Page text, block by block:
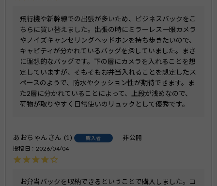
飛行機や新幹線での出張が多いため、ビジネスバックをこ
ちらに買い替えました。出張の時にミラーレス一眼カメラ
やノイズキャンセリングヘッドホンを持ち歩きたいので、
キャビティが分かれているバッグを探していました。まさ
に理想的なバッグです。下の層にカメラを入れることを想
定していますが、そもそもお弁当入れることを想定したス
ペースのようで、防水やクッション性が期待できます。ま
た2層に分かれていることによって、上段が浅めなので、
荷物が取りやすく日常使いのリュックとして優秀です。
あおちゃん 1 購入者 非公開
投稿日 2026/04/04
お弁当バックを収納できるということで購入しました。コ